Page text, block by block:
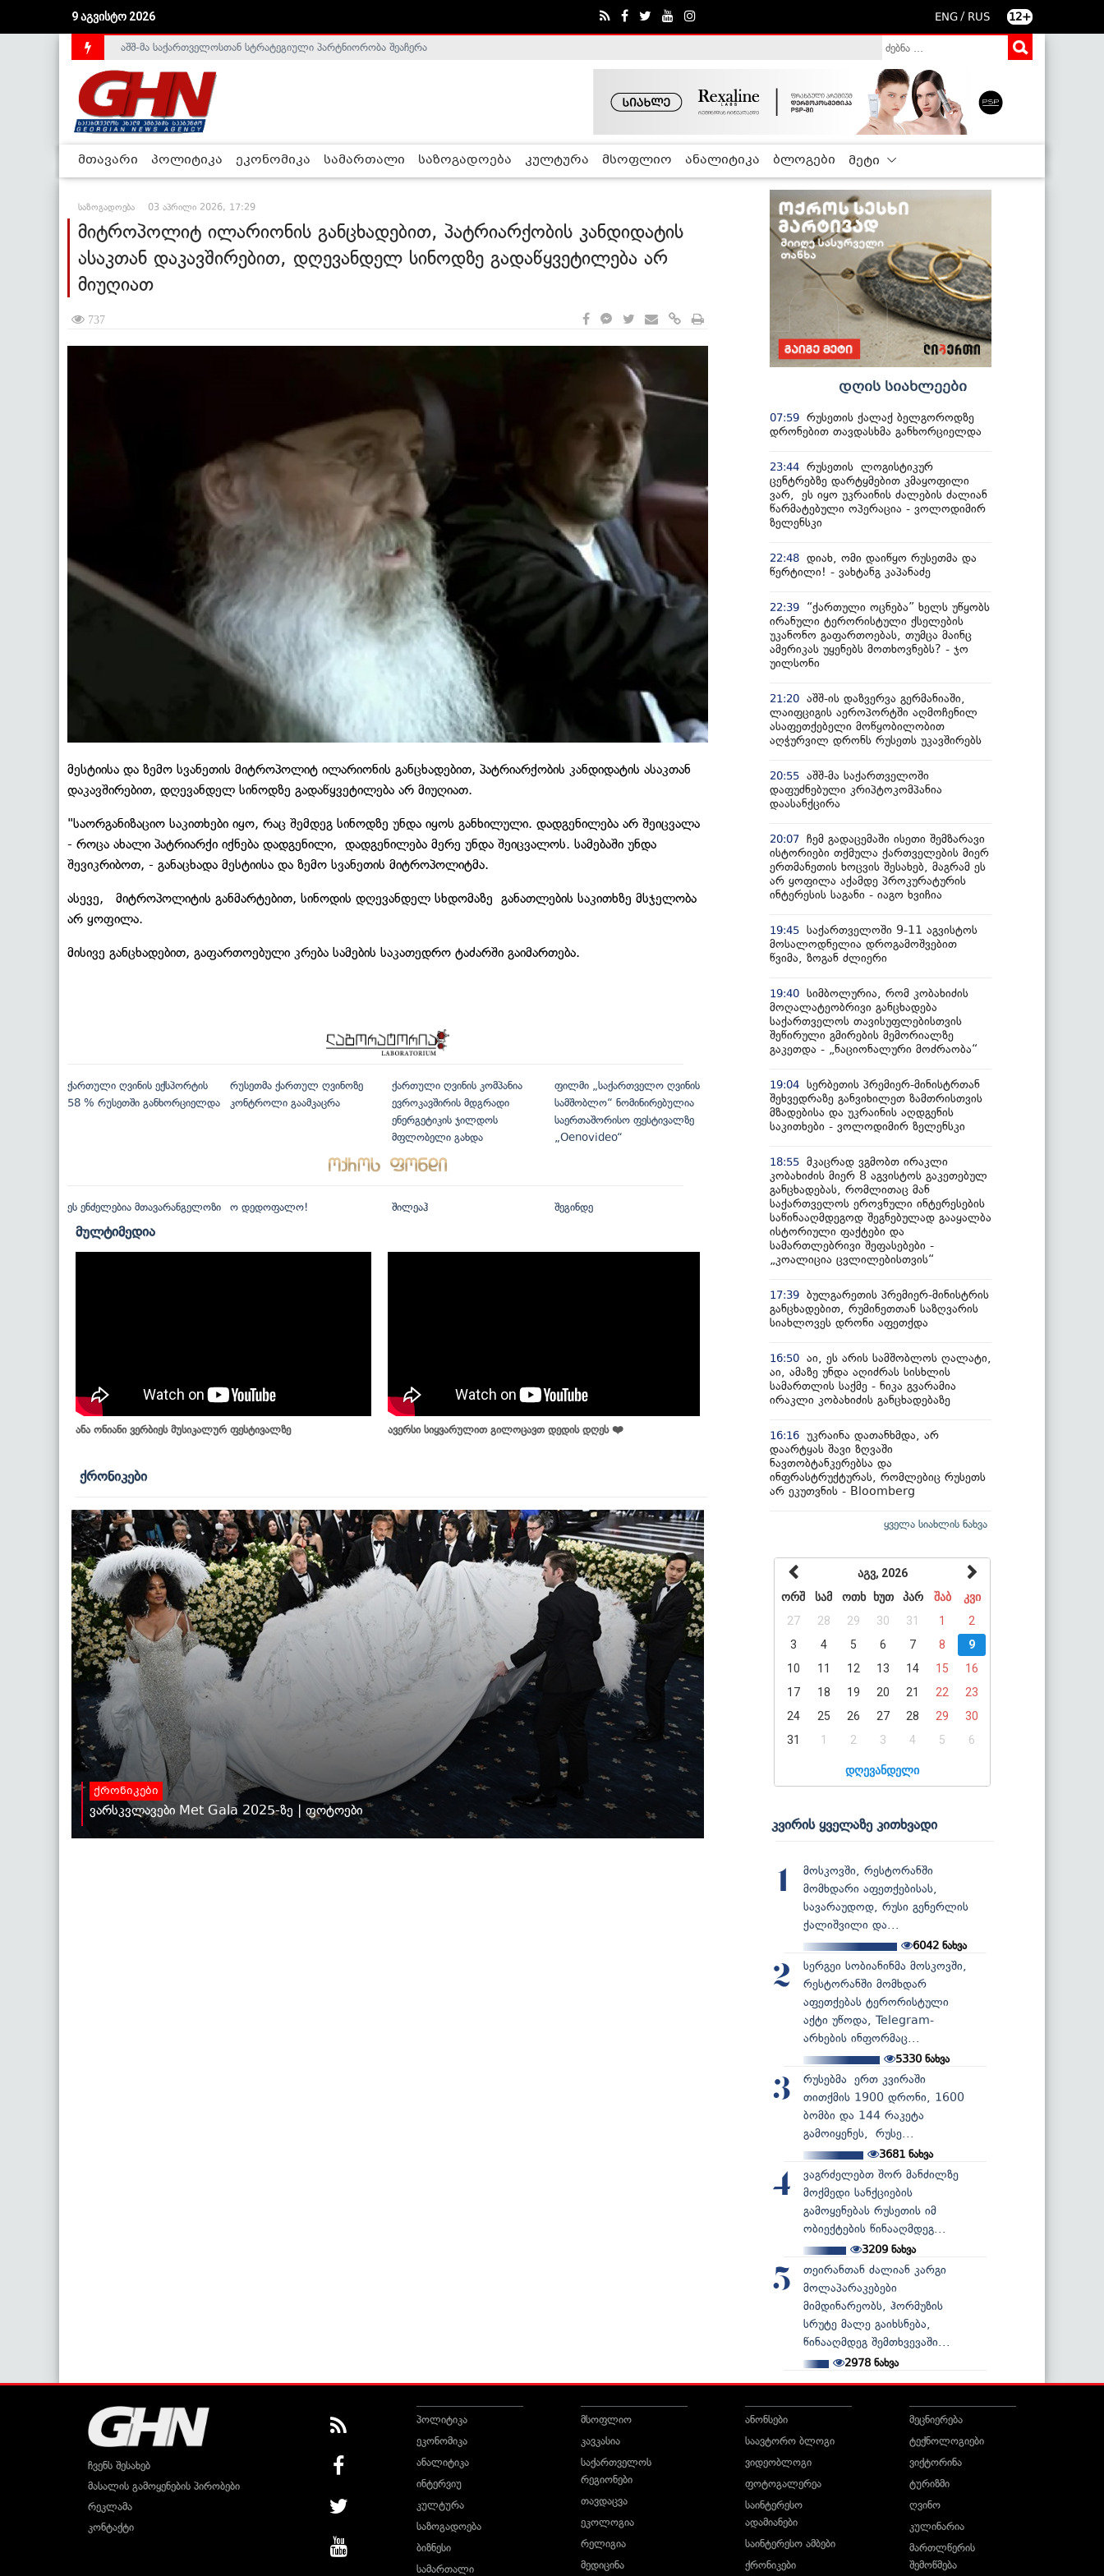
9 აგვისტო 2026 ENG / RUS 12+
საქართველოს დე-ფაქტო მთავრობა არალეგიტიმურია - ჰელსინკის კომისია
აშშ-მა საქართველოსთან სტრატეგიული პარტნიორობა შეაჩერა
მთავარი პოლიტიკა ეკონომიკა სამართალი საზოგადოება კულტურა მსოფლიო ანალიტიკა ბლოგები მეტი
საზოგადოება 03 აპრილი 2026, 17:29
მიტროპოლიტ ილარიონის განცხადებით, პატრიარქობის კანდიდატის
ასაკთან დაკავშირებით, დღევანდელ სინოდზე გადაწყვეტილება არ
მიუღიათ
737
მესტიისა და ზემო სვანეთის მიტროპოლიტ ილარიონის განცხადებით, პატრიარქობის კანდიდატის ასაკთან
დაკავშირებით, დღევანდელ სინოდზე გადაწყვეტილება არ მიუღიათ.
"საორგანიზაციო საკითხები იყო, რაც შემდეგ სინოდზე უნდა იყოს განხილული. დადგენილება არ შეიცვალა
- როცა ახალი პატრიარქი იქნება დადგენილი, დადგენილება მერე უნდა შეიცვალოს. სამებაში უნდა
შევიკრიბოთ, - განაცხადა მესტიისა და ზემო სვანეთის მიტროპოლიტმა.
ასევე, მიტროპოლიტის განმარტებით, სინოდის დღევანდელ სხდომაზე განათლების საკითხზე მსჯელობა
არ ყოფილა.
მისივე განცხადებით, გაფართოებული კრება სამების საკათედრო ტაძარში გაიმართება.
ქართული ღვინის ექსპორტის
58 % რუსეთში განხორციელდა
რუსეთმა ქართულ ღვინოზე
კონტროლი გაამკაცრა
ქართული ღვინის კომპანია
ევროკავშირის მდგრადი
ენერგეტიკის ჯილდოს
მფლობელი გახდა
ფილმი „საქართველო ღვინის
სამშობლო“ ნომინირებულია
საერთაშორისო ფესტივალზე
„Oenovideo“
ეს ენძელებია მთავარანგელოზი ო დედოფალო! შილეაჰ შეგინდე
მულტიმედია
ანა ონიანი ვერბიეს მუსიკალურ ფესტივალზე ავერსი სიყვარულით გილოცავთ დედის დღეს ❤️
ქრონიკები
ქრონიკები
ვარსკვლავები Met Gala 2025-ზე | ფოტოები
დღის სიახლეები
07:59 რუსეთის ქალაქ ბელგოროდზე
დრონებით თავდასხმა განხორციელდა
23:44 რუსეთის ლოგისტიკურ
ცენტრებზე დარტყმებით კმაყოფილი
ვარ, ეს იყო უკრაინის ძალების ძალიან
წარმატებული ოპერაცია - ვოლოდიმირ
ზელენსკი
22:48 დიახ, ომი დაიწყო რუსეთმა და
წერტილი! - ვახტანგ კაპანაძე
22:39
“ქართული ოცნება” ხელს უწყობს
ირანული ტერორისტული ქსელების
უკანონო გაფართოებას, თუმცა მაინც
ამერიკას უყენებს მოთხოვნებს? - ჯო
უილსონი
21:20 აშშ-ის დაზვერვა გერმანიაში,
ლაიფციგის აეროპორტში აღმოჩენილ
ასაფეთქებელი მოწყობილობით
აღჭურვილ დრონს რუსეთს უკავშირებს
20:55 აშშ-მა საქართველოში
დაფუძნებული კრიპტოკომპანია
დაასანქცირა
20:07 ჩემ გადაცემაში ისეთი შემზარავი
ისტორიები თქმულა ქართველების მიერ
ერთმანეთის ხოცვის შესახებ, მაგრამ ეს
არ ყოფილა აქამდე პროკურატურის
ინტერესის საგანი - იაგო ხვიჩია
19:45 საქართველოში 9-11 აგვისტოს
მოსალოდნელია დროგამოშვებით
წვიმა, ზოგან ძლიერი
19:40 სიმბოლურია, რომ კობახიძის
მოღალატეობრივი განცხადება
საქართველოს თავისუფლებისთვის
შეწირული გმირების მემორიალზე
გაკეთდა - „ნაციონალური მოძრაობა“
19:04 სერბეთის პრემიერ-მინისტრთან
შეხვედრაზე განვიხილეთ ზამთრისთვის
მზადებისა და უკრაინის აღდგენის
საკითხები - ვოლოდიმირ ზელენსკი
18:55 მკაცრად ვგმობთ ირაკლი
კობახიძის მიერ 8 აგვისტოს გაკეთებულ
განცხადებას, რომლითაც მან
საქართველოს ეროვნული ინტერესების
საწინააღმდეგოდ შეგნებულად გააყალბა
ისტორიული ფაქტები და
სამართლებრივი შეფასებები -
„კოალიცია ცვლილებისთვის“
17:39 ბულგარეთის პრემიერ-მინისტრის
განცხადებით, რუმინეთთან საზღვარის
სიახლოვეს დრონი აფეთქდა
16:50 აი, ეს არის სამშობლოს ღალატი,
აი, ამაზე უნდა აღიძრას სისხლის
სამართლის საქმე - ნიკა გვარამია
ირაკლი კობახიძის განცხადებაზე
16:16 უკრაინა დათანხმდა, არ
დაარტყას შავი ზღვაში
ნავთობტანკერებსა და
ინფრასტრუქტურას, რომლებიც რუსეთს
არ ეკუთვნის - Bloomberg
ყველა სიახლის ნახვა
აგვ, 2026
ორშ
სამ ოთხ ხუთ პარ შაბ
კვი
27
28 29 30 31 1
2
3
4 5 6 7 8
9
10
11 12 13 14 15
16
17
18 19 20 21 22
23
24
25 26 27 28 29
30
31
1 2 3 4 5 6
დღევანდელი
კვირის ყველაზე კითხვადი
1
მოსკოვში, რესტორანში
მომხდარი აფეთქებისას,
სავარაუდოდ, რუსი გენერლის
ქალიშვილი და...
6042 ნახვა
2
სერგეი სობიანინმა მოსკოვში,
რესტორანში მომხდარ
აფეთქებას ტერორისტული
აქტი უწოდა, Telegram-
არხების ინფორმაც...
5330ნახვა
3
რუსებმა ერთ კვირაში
თითქმის 1900 დრონი, 1600
ბომბი და 144 რაკეტა
გამოიყენეს, რუსე...
3681ნახვა
4
ვაგრძელებთ შორ მანძილზე
მოქმედი სანქციების
გამოყენებას რუსეთის იმ
ობიექტების წინააღმდეგ...
3209ნახვა
5
თეირანთან ძალიან კარგი
მოლაპარაკებები
მიმდინარეობს, ჰორმუზის
სრუტე მალე გაიხსნება,
წინააღმდეგ შემთხვევაში...
2978 ნახვა
ჩვენს შესახებ
მასალის გამოყენების პირობები
რეკლამა
კონტაქტი
პოლიტიკა
ეკონომიკა
ანალიტიკა
ინტერვიუ
კულტურა
საზოგადოება
ბიზნესი
სამართალი
მსოფლიო
კავკასია
საქართველოს
რეგიონები
თავდაცვა
ეკოლოგია
რელიგია
მედიცინა
ანონსები
საავტორო ბლოგი
ვიდეობლოგი
ფოტოგალერეა
საინტერესო
ადამიანები
საინტერესო ამბები
ქრონიკები
მეცნიერება
ტექნოლოგიები
ვიქტორინა
ტურიზმი
ღვინო
კულინარია
მართლწერის
შემოწმება